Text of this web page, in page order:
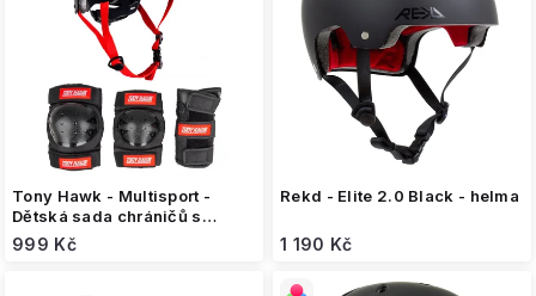
Tony Hawk - Multisport -
Dětská sada chráničů s
helmou
999 Kč
Rekd - Elite 2.0 Black - helma
1 190 Kč